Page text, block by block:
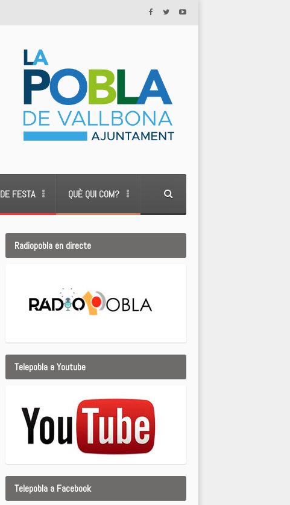
DE FESTA QUÈ QUI COM?
Radiopobla en directe
Telepobla a Youtube
Telepobla a Facebook